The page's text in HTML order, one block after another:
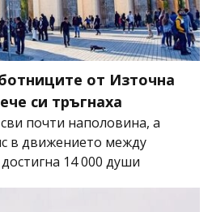
от Източна
си тръгнаха
почти наполовина, а
в движението между
14 000 души